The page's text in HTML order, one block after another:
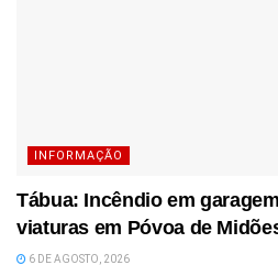
INFORMAÇÃO
Tábua: Incêndio em
viaturas em Póvoa de
6 DE AGOSTO, 2026